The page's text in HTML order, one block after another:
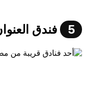
5 فندق